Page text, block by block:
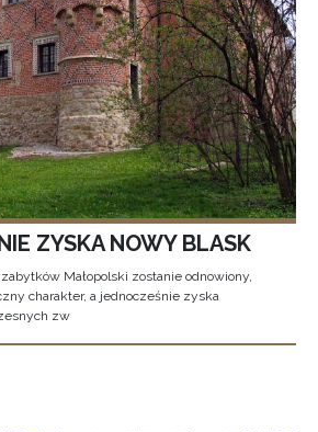
ZYSKA NOWY BLASK
Małopolski zostanie odnowiony,
charakter, a jednocześnie zyska
zw